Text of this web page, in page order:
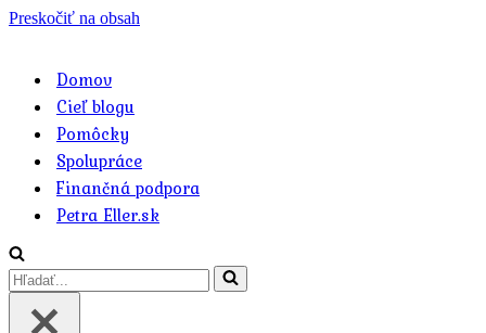
Preskočiť na obsah
Domov
Cieľ blogu
Pomôcky
Spolupráce
Finančná podpora
Petra Eller.sk
Hľadať